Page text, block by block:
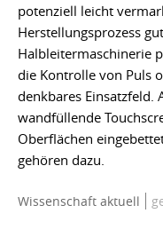
potenziell leicht
Herstellungsprozess
Halbleitermaschinerie
die Kontrolle von Puls
denkbares Einsatzfeld.
wandfüllende
Oberflächen
gehören dazu.
Wissenschaft aktuell